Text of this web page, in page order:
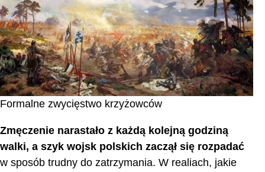
Formalne zwycięstwo krzyżowców
Zmęczenie narastało z każdą kolejną godziną
walki, a szyk wojsk polskich zaczął się rozpadać
w sposób trudny do zatrzymania. W realiach, jakie